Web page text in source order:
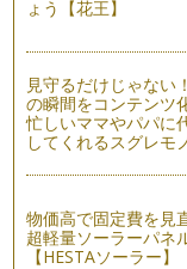
英語のリスニング
ングテストのよう
英語のリスニング
ても奥深いもので
言語学習を多面的
先日、輝くママの
ょう【花王】
見守るだけじゃない
の瞬間をコンテンツ
忙しいママやパパに
してくれるスグレモ
物価高で固定費を見
超軽量ソーラーパネ
【HESTAソーラー】